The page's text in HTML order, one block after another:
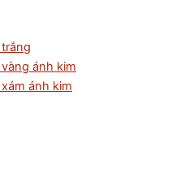
trắng
ánh kim
ánh kim